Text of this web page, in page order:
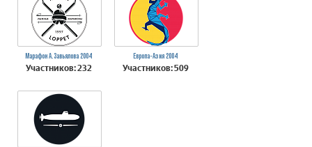
Марафон А.Завьялова 2004
Участников: 232
Европа-Азия 2004
Участников: 509